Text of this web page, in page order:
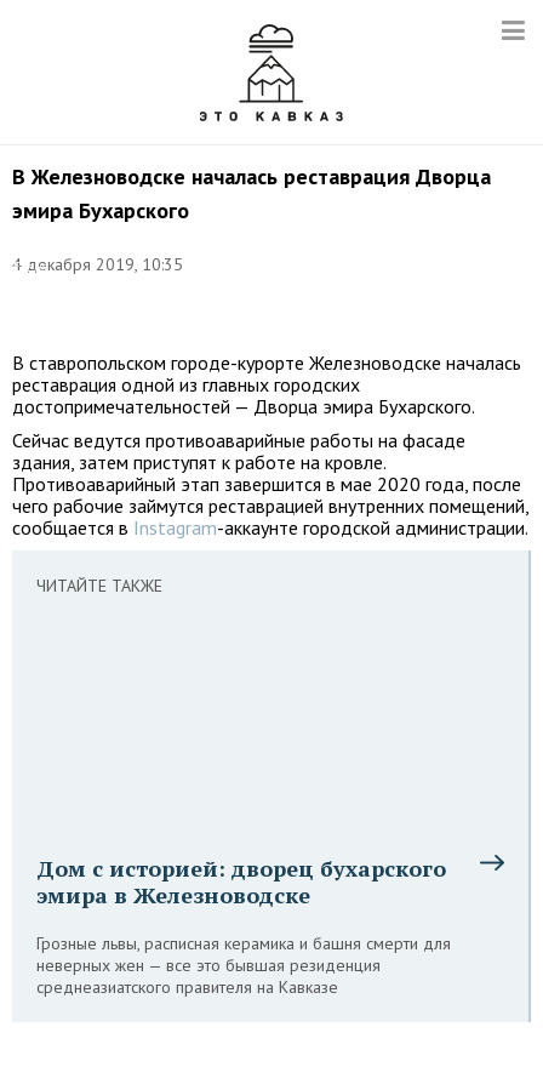
В Железноводске началась реставрация Дворца
эмира Бухарского
4 декабря 2019, 10:35
Елена
В ставропольском городе-курорте Железноводске началась
реставрация одной из главных городских
достопримечательностей — Дворца эмира Бухарского.
Сейчас ведутся противоаварийные работы на фасаде
здания, затем приступят к работе на кровле.
Противоаварийный этап завершится в мае 2020 года, после
чего рабочие займутся реставрацией внутренних помещений,
сообщается в Instagram-аккаунте городской администрации.
ЧИТАЙТЕ ТАКЖЕ
Дом с историей: дворец бухарского
эмира в Железноводске
Грозные львы, расписная керамика и башня смерти для
неверных жен — все это бывшая резиденция
среднеазиатского правителя на Кавказе